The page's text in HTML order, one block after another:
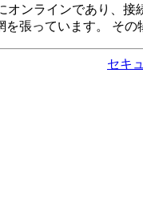
ンラインであり、
張っています。 その
セキ